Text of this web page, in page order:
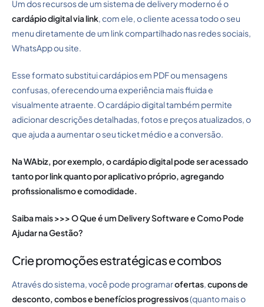
Um dos recursos de um sistema de delivery moderno é o
cardápio digital via link , com ele, o cliente acessa todo o seu
menu diretamente de um link compartilhado nas redes sociais,
WhatsApp ou site.
Esse formato substitui cardápios em PDF ou mensagens
confusas, oferecendo uma experiência mais fluida e
visualmente atraente. O cardápio digital também permite
adicionar descrições detalhadas, fotos e preços atualizados, o
que ajuda a aumentar o seu ticket médio e a conversão.
Na WAbiz, por exemplo, o cardápio digital pode ser acessado
tanto por link quanto por aplicativo próprio, agregando
profissionalismo e comodidade.
Saiba mais >>>O Que é um Delivery Software e Como Pode
Ajudar na Gestão?
Crie promoções estratégicas e combos
Através do sistema, você pode programarofertas cupons de
desconto, combos e benefícios progressivos(quanto mais o